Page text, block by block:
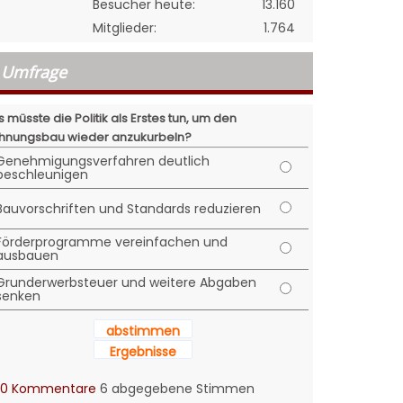
Besucher heute:
13.160
Mitglieder:
1.764
Umfrage
müsste die Politik als Erstes tun, um den
wieder anzukurbeln?
deutlich
und Standards reduzieren
vereinfachen und
und weitere Abgaben
abstimmen
Ergebnisse
0 Kommentare 6 abgegebene Stimmen